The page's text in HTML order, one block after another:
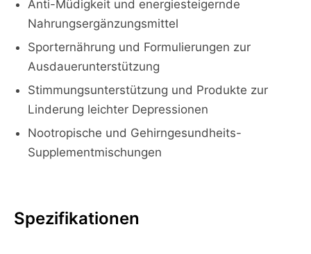
Anti-Müdigkeit und energiesteigernde
Nahrungsergänzungsmittel
Sporternährung und Formulierungen zur
Ausdauerunterstützung
Stimmungsunterstützung und Produkte zur
Linderung leichter Depressionen
Nootropische und Gehirngesundheits-
Supplementmischungen
Spezifikationen